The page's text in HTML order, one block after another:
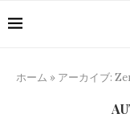
ホーム » アーカイブ: